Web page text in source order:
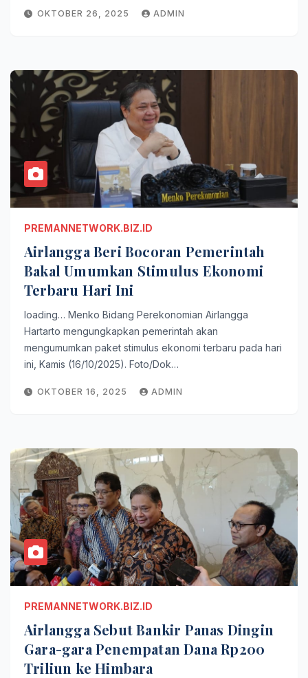
OKTOBER 26, 2025 ADMIN
PREMANNETWORK.BIZ.ID
Airlangga Beri Bocoran Pemerintah
Bakal Umumkan Stimulus Ekonomi
Terbaru Hari Ini
loading… Menko Bidang Perekonomian Airlangga
Hartarto mengungkapkan pemerintah akan
mengumumkan paket stimulus ekonomi terbaru pada hari
ini, Kamis (16/10/2025). Foto/Dok…
OKTOBER 16, 2025 ADMIN
PREMANNETWORK.BIZ.ID
Airlangga Sebut Bankir Panas Dingin
Gara-gara Penempatan Dana Rp200
Triliun ke Himbara